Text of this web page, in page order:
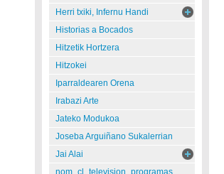
Herri txiki, Infernu Handi
Historias a Bocados
Hitzetik Hortzera
Hitzokei
Iparraldearen Orena
Irabazi Arte
Jateko Modukoa
Joseba Arguiñano Sukalerrian
Jai Alai
nom_cl_television_programas_